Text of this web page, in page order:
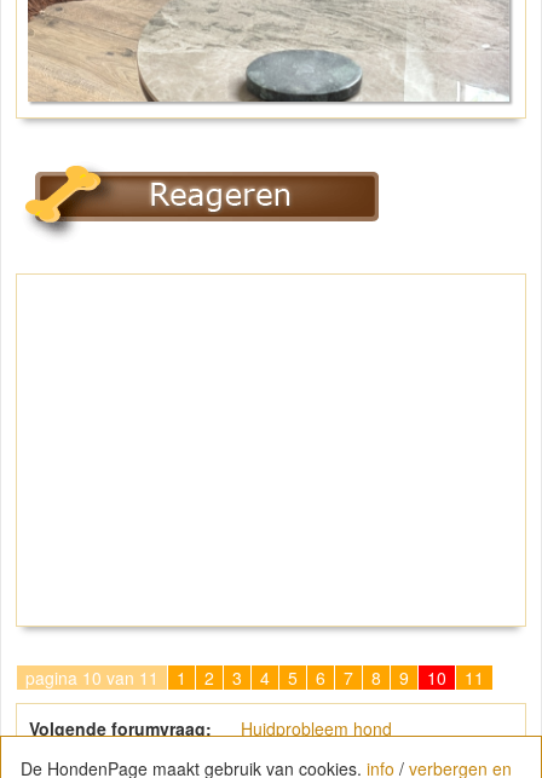
pagina 10 van 11 1 2 3 4 5 6 7 8 9 10 11
Volgende forumvraag:
Huidprobleem hond
De HondenPage maakt gebruik van cookies. info / verbergen en